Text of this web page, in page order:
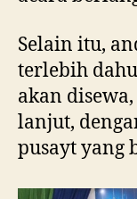
Selain itu,
terlebih
akan
lanjut,
pusayt yang